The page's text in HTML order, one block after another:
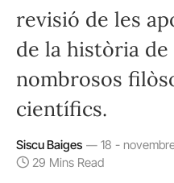
revisió de les
de la història
nombrosos
científics.
Siscu Baiges
18 -
29 Mins Read